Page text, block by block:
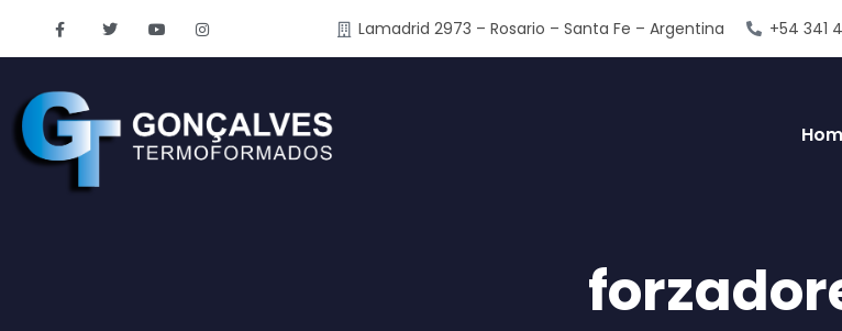
Lamadrid 2973 – Rosario – Santa Fe – Argentina +54 341